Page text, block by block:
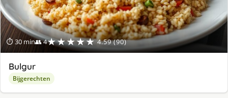
⏱ 30 min👥 4★★★★★ 4.59 (90)
Bulgur
Bijgerechten